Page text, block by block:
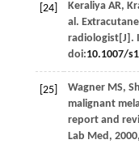
[24] Keraliya AR,
al.
radiologist[J].
doi:10.1007/
[25] Wagner MS,
malignant
report and
Lab Med, 2000,